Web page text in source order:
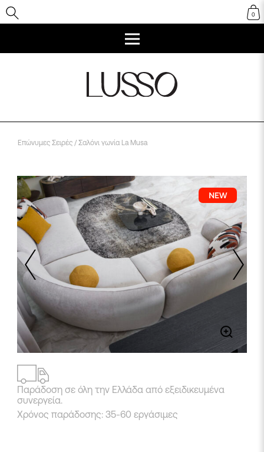
0
Επώνυμες Σειρές / Σαλόνι γωνία La Musa
Παράδοση σε όλη την Ελλάδα από εξειδικευμένα
συνεργεία.
Χρόνος παράδοσης: 35-60 εργάσιμες